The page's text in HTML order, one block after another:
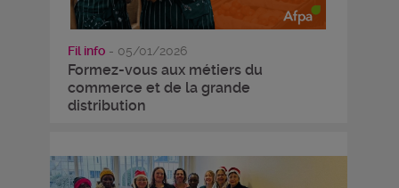
Fil info - 05/01/2026
Formez-vous aux métiers du
commerce et de la grande
distribution